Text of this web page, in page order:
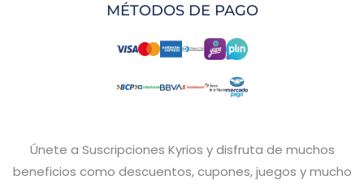
MÉTODOS DE PAGO
Únete a Suscripciones Kyrios y disfruta de muchos
beneficios como descuentos, cupones, juegos y mucho